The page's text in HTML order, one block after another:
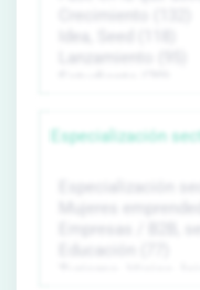
Especialización